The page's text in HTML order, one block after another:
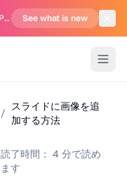
New: Video (MP4) export + PowerPoint (PPTX) support in Carousel Generator See what is new
/
スライドに画像を追
加する方法
読了時間： 4 分で読め
ます